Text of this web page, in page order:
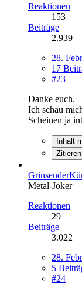
Reaktionen
153
Beiträge
2.939
28.
17
#23
Danke euch.
Ich schau
Scheinen ja
Inhalt
Zitieren
Metal-Joker
Reaktionen
29
Beiträge
3.022
28.
5
#24